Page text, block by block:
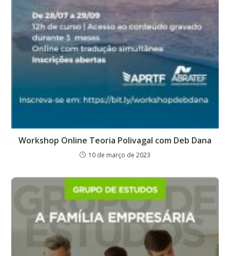
Workshop Online Teoria Polivagal com Deb Dana
10 de março de 2023